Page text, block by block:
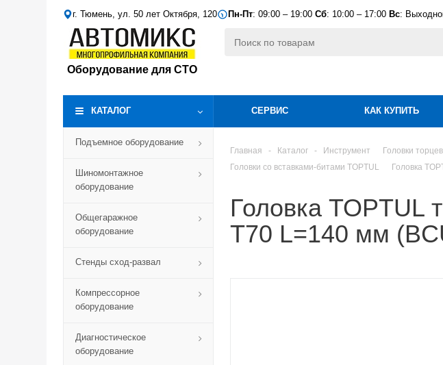
г. Тюмень, ул. 50 лет Октября, 120 Пн-Пт: 09:00 – 19:00 Сб: 10:00 – 17:00 Вс:
Оборудование для СТО
КАТАЛОГ СЕРВИС КАК КУПИТЬ
Подъемное оборудование
Шиномонтажное
оборудование
Общегаражное
оборудование
Стенды сход-развал
Компрессорное
оборудование
Диагностическое
оборудование
Главная - Каталог - Инструмент Головки
Головки со вставками-битами TOPTUL
Головка
Головка TOPTUL
T70 L=140 мм